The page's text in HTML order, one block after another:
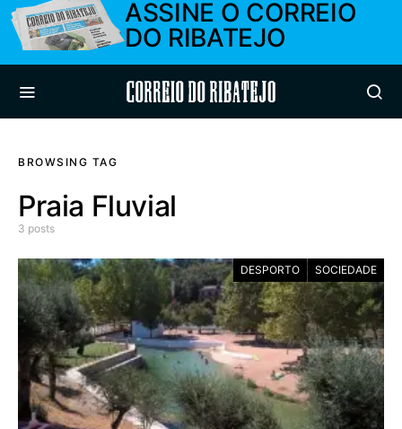
ASSINE O CORREIO
DO RIBATEJO
Correio do Ribatejo
BROWSING TAG
Praia Fluvial
3 posts
DESPORTO SOCIEDADE